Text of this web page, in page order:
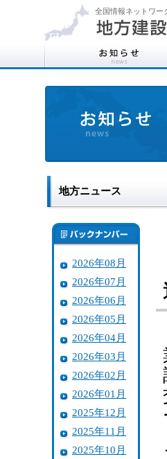
全国情報ネットワー
地方ニュース
2026年08月
2026年07月
2026年06月
2026年05月
2026年04月
2026年03月
2026年02月
2026年01月
2025年12月
2025年11月
2025年10月